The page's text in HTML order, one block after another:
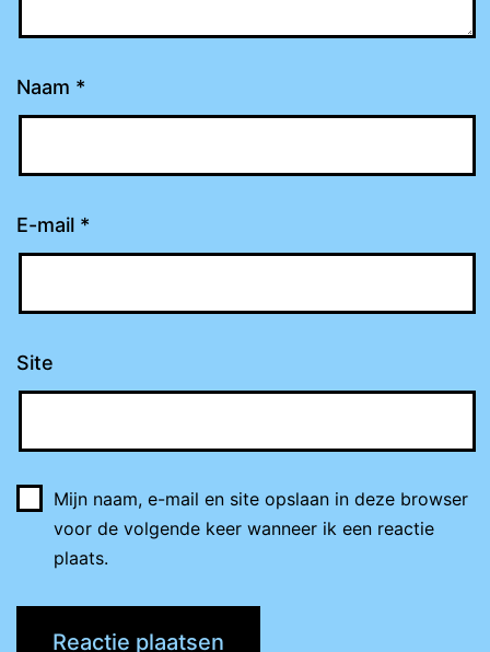
Naam *
E-mail *
Site
Mijn naam, e-mail en site opslaan in deze browser
voor de volgende keer wanneer ik een reactie
plaats.